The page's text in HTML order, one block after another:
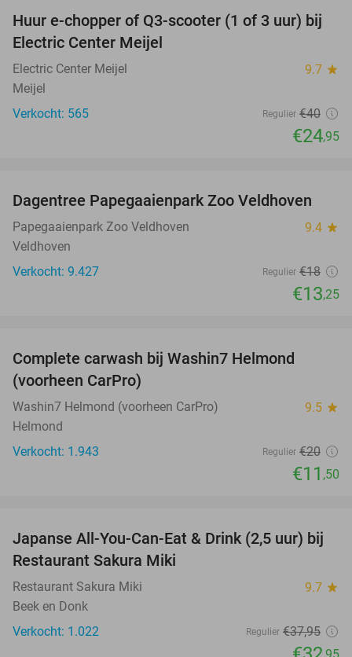
38%
Huur e-chopper of Q3-scooter (1 of 3 uur) bij
Electric Center Meijel
Electric Center Meijel 9.7 star
Meijel
Verkocht: 565
Regulier €40
€24,95
26%
Dagentree Papegaaienpark Zoo Veldhoven
Papegaaienpark Zoo Veldhoven 9.4 star
Veldhoven
Verkocht: 9.427
Regulier €18
€13,25
Complete carwash bij Washin7 Helmond
(voorheen CarPro)
Washin7 Helmond (voorheen CarPro) 9.5 star
Helmond
Verkocht: 1.943
Regulier €20
€11 ,50
13%
Japanse All-You-Can-Eat & Drink (2,5 uur) bij
Restaurant Sakura Miki
Restaurant Sakura Miki 9.7 star
Beek en Donk
Verkocht: 1.022
Regulier €37,95